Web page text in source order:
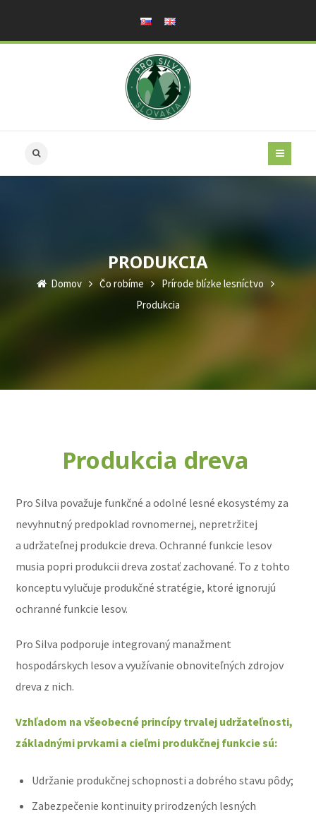
PRODUKCIA
Domov Čo robíme
Prírode blízke lesníctvo
Produkcia
Produkcia dreva
Pro Silva považuje funkčné a odolné lesné ekosystémy za
nevyhnutný predpoklad rovnomernej, nepretržitej
a udržateľnej produkcie dreva. Ochranné funkcie lesov
musia popri produkcii dreva zostať zachované. To z tohto
konceptu vylučuje produkčné stratégie, ktoré ignorujú
ochranné funkcie lesov.
Pro Silva podporuje integrovaný manažment
hospodárskych lesov a využívanie obnoviteľných zdrojov
dreva z nich.
Vzhľadom na všeobecné princípy trvalej udržateľnosti,
základnými prvkami a cieľmi produkčnej funkcie sú:
Udržanie produkčnej schopnosti a dobrého stavu pôdy;
Zabezpečenie kontinuity prirodzených lesných